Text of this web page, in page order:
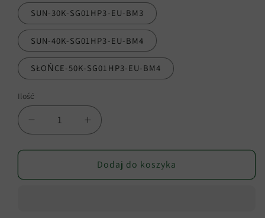
SUN-30K-SG01HP3-EU-BM3
SUN-40K-SG01HP3-EU-BM4
SŁOŃCE-50K-SG01HP3-EU-BM4
Ilość
Zmniejsz
ilość
dla
Deye
Zwiększ
ilość
dla
Falownik
Deye
Dodaj do koszyka